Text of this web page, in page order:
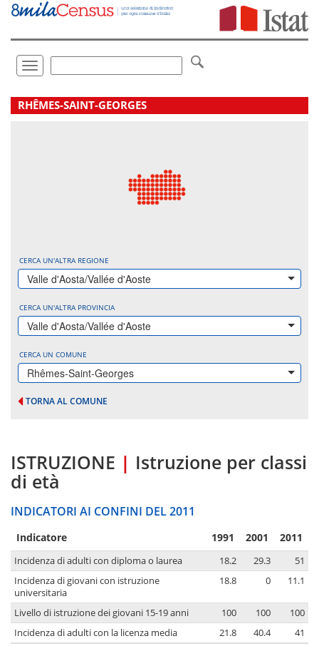
Vai
direttamente
Toggle
navigation
.
RHÊMES-SAINT-GEORGES
CERCA UN'ALTRA REGIONE
Valle d'Aosta/Vallée d'Aoste
CERCA UN'ALTRA PROVINCIA
Valle d'Aosta/Vallée d'Aoste
CERCA UN COMUNE
Rhêmes-Saint-Georges
TORNA AL COMUNE
ISTRUZIONE | Istruzione per classi
di età
INDICATORI AI CONFINI DEL 2011
Indicatore 1991 2001 2011
Incidenza di adulti con diploma o laurea 18.2 29.3
51
Incidenza di giovani con istruzione
universitaria
18.8 0 11.1
Livello di istruzione dei giovani 15-19 anni 100 100
100
Incidenza di adulti con la licenza media
21.8 40.4 41